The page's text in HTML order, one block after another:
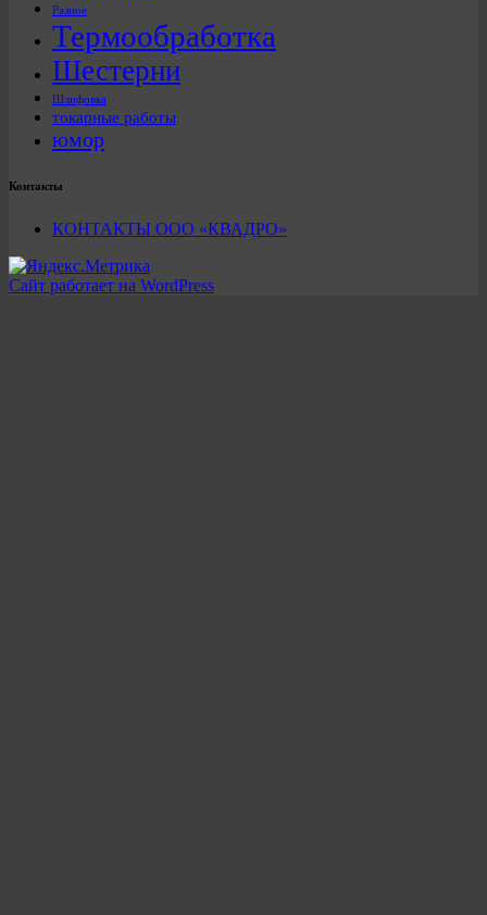
Разное
Термообработка
Шестерни
Шлифовка
токарные работы
юмор
Контакты
КОНТАКТЫ ООО «КВАДРО»
Сайт работает на WordPress